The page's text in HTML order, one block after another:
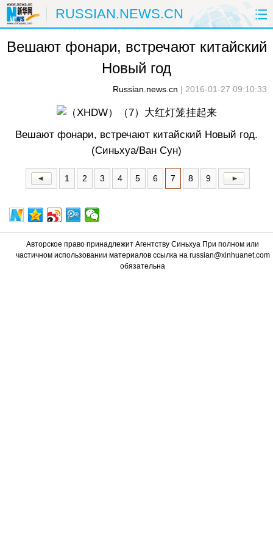
RUSSIAN.NEWS.CN
ГЛАВНАЯ КИТАЙ РФ И СНГ
ЭКОНОМИКА
НАУКА ПРИРОДА КУЛЬТУРА
СПОРТ ЗДОРОВЬЕ ФОТОЛЕНТЫ
СПЕЦТЕМЫ
Вешают фонари, встречают китайский
Новый год
Russian.news.cn | 2016-01-27 09:10:33
Вешают фонари, встречают китайский Новый год.
(Синьхуа/Ван Сун)
1 2 3 4 5 6 7 8 9
Авторское право принадлежит Агентству Синьхуа При полном или
частичном использовании материалов ссылка на russian@xinhuanet.com
обязательна